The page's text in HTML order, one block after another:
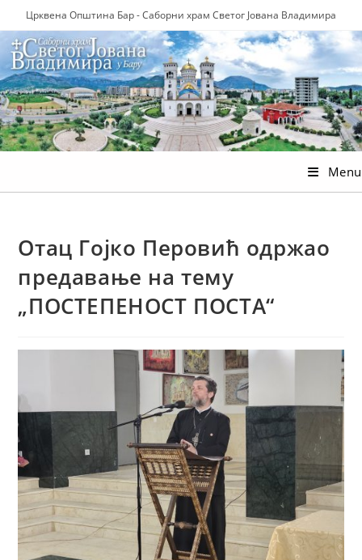
to
content
Црквена Општина Бар - Саборни храм Светог Јована Владимира
Menu
Отац Гојко Перовић одржао
предавање на тему
„ПОСТЕПЕНОСТ ПОСТА“